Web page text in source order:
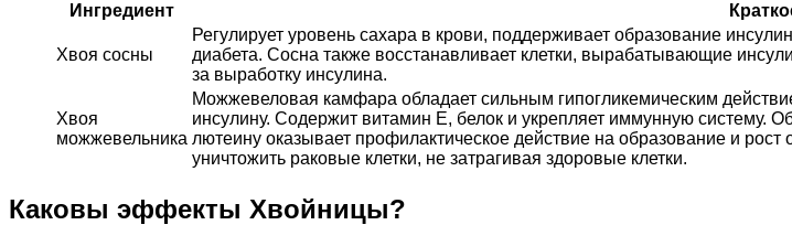
Ингредиент
Хвоя сосны
Регулирует уровень сахара в крови, поддерживает образование
диабета. Сосна также восстанавливает клетки, вырабатывающие
за выработку инсулина.
Хвоя
можжевельника
Можжевеловая камфара обладает сильным гипогликемическим
инсулину. Содержит витамин Е, белок и укрепляет иммунную систему.
лютеину оказывает профилактическое действие на образование и
уничтожить раковые клетки, не затрагивая здоровые клетки.
Каковы эффекты Хвойницы?